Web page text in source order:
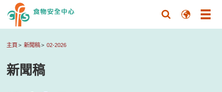
主頁 新聞稿 02-2026
新聞稿